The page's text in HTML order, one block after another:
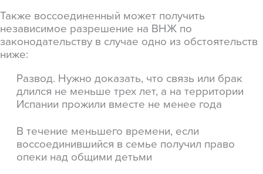
Также воссоединенный может получить
независимое разрешение на ВНЖ по
законодательству в случае одно из обстоятельств
ниже:
Развод. Нужно доказать, что связь или брак
длился не меньше трех лет, а на территории
Испании прожили вместе не менее года
В течение меньшего времени, если
воссоединившийся в семье получил право
опеки над общими детьми